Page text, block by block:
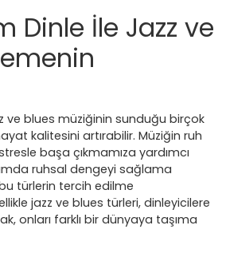
Dinle İle Jazz ve
ve blues müziğinin sunduğu birçok
kalitesini artırabilir. Müziğin ruh
başa çıkmamıza yardımcı
ruhsal dengeyi sağlama
türlerin tercih edilme
jazz ve blues türleri, dinleyicilere
onları farklı bir dünyaya taşıma